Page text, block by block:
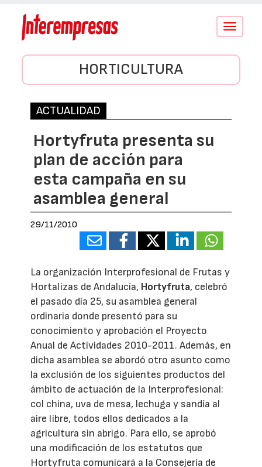
Conmutar
HORTICULTURA
ACTUALIDAD
Hortyfruta presenta su
plan de acción para
esta campaña en su
asamblea general
29/11/2010
La organización Interprofesional de Frutas y
Hortalizas de Andalucía, Hortyfruta, celebró
el pasado día 25, su asamblea general
ordinaria donde presentó para su
conocimiento y aprobación el Proyecto
Anual de Actividades 2010-2011. Además, en
dicha asamblea se abordó otro asunto como
la exclusión de los siguientes productos del
ámbito de actuación de la Interprofesional:
col china, uva de mesa, lechuga y sandía al
aire libre, todos ellos dedicados a la
agricultura sin abrigo. Para ello, se aprobó
una modificación de los estatutos que
Hortyfruta comunicará a la Consejería de